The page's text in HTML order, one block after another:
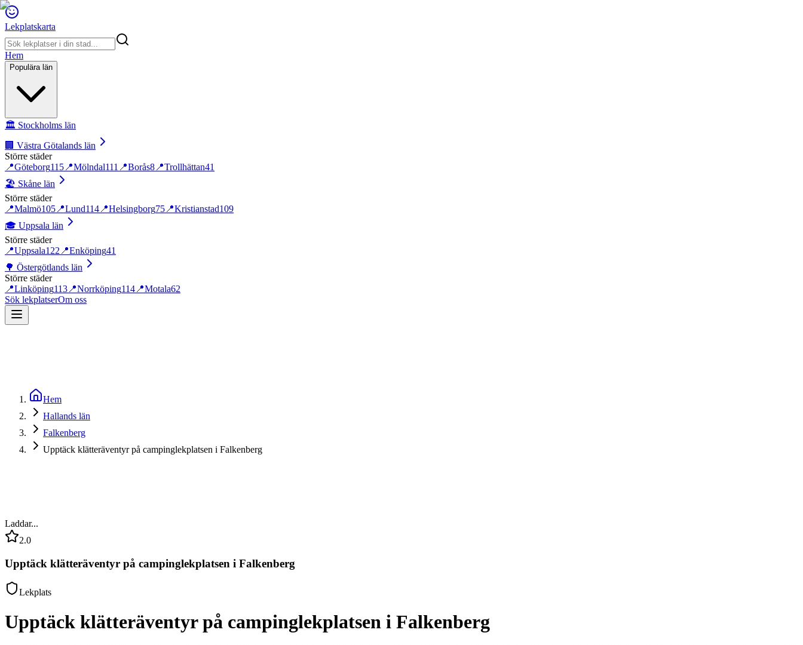
Lekplatskarta
Hem
Populära län
🏛️ Stockholms län
🏢 Västra Götalands län
Större städer
📍Göteborg115 📍Mölndal111 📍Borås8 📍Trollhättan41
🏖️ Skåne län
Större städer
📍Malmö105 📍Lund114 📍Helsingborg75 📍Kristianstad109
🎓 Uppsala län
Större städer
📍Uppsala122 📍Enköping41
🌳 Östergötlands län
Större städer
📍Linköping113 📍Norrköping114 📍Motala62
Sök lekplatserOm oss
Hem
Hallands län
Falkenberg
Upptäck klätteräventyr på campinglekplatsen i Falkenberg
Laddar...
2.0
Upptäck klätteräventyr på campinglekplatsen i Falkenberg
Lekplats
Upptäck klätteräventyr på campinglekplatsen i Falkenberg